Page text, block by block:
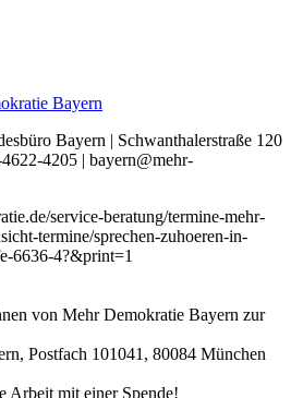
Bayern
Bayern | Schwanthalerstraße 120
4205 | bayern@mehr-
service-beratung/termine-mehr-
termine/sprechen-zuhoeren-in-
6636-4?&print=1
von Mehr Demokratie Bayern zur
Postfach 101041, 80084 München
Arbeit mit einer Spende!